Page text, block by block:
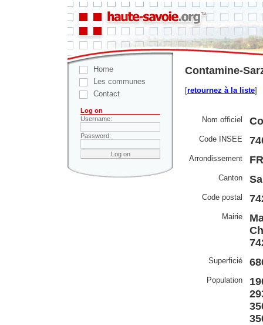
Home
Les communes
Contact
Log on
Username:
Password:
Contamine-
[retournez à la liste]
Nom officiel
Code INSEE
Arrondissement
Canton
Code postal
Mairie
Superficié
Population